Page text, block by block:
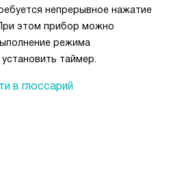
непрерывное нажатие
этом прибор можно
режима
таймер.
в глоссарий